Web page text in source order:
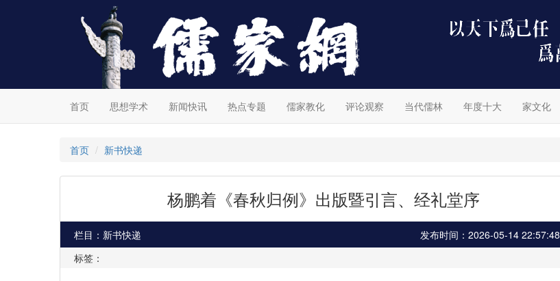
首页 思想学术 新闻快讯 热点专题 儒家教化 评论观察 当代儒林 年度十大 家文化
首页 新书快递
杨鹏着《春秋归例》出版暨引言、经礼堂序
栏目：新书快递
发布时间：2026-05-14 22:57:48
标签：